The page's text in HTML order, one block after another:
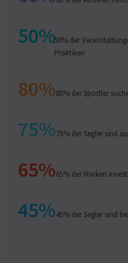
50%50% der
Praktiken
80%80% der Sportler
75%75% der Segler sind
65%65% der Marken
45%45% der Segler sind